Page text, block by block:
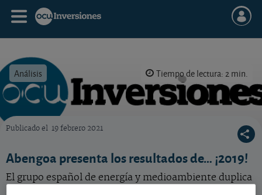
Análisis Tiempo de lectura: 2 min.
Publicado el 19 febrero 2021
Abengoa presenta los resultados de… ¡2019!
El grupo español de energía y medioambiente duplica